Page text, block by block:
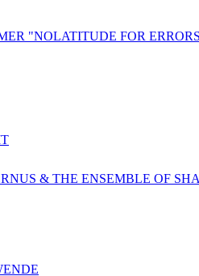
"NOLATITUDE FOR
& THE ENSEMBLE OF